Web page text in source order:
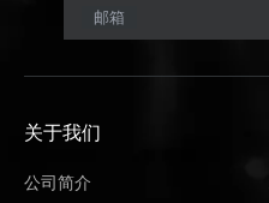
邮箱
关于我们
公司简介